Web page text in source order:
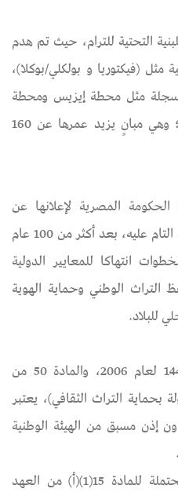
التحتية للترام، حيث تم هدم
مثل (فيكتوريا و بولكلي/بوكلا)،
مسجلة مثل محطة إيزيس ومحطة
باكوس وساعة بولكلي التاريخية؛ وهي مبانٍ يزيد عمرها عن 160
المصرية لإعلانها عن
مشروع تطوير الترام دون القضاء التام عليه، بعد أكثر من 100 عام
انتهاكا للمعايير الدولية
التراث الوطني وحماية الهوية
للبلاد.
بموجب القانون المصري رقم 144 لعام 2006، والمادة 50 من
بحماية التراث الثقافي)، يعتبر
إذن مسبق من الهيئة الوطنية
تشكل هذه الأفعال انتهاكات محتملة للمادة 15(1)(أ) من العهد